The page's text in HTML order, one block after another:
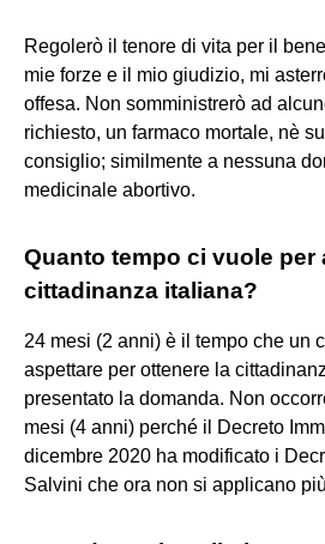
Regolerò il tenore di vita per il
mie forze e il mio giudizio, mi
offesa. Non somministrerò ad
richiesto, un farmaco mortale, nè
consiglio; similmente a nessuna
medicinale abortivo.
Quanto tempo ci vuole per
cittadinanza italiana?
24 mesi (2 anni) è il tempo che un
aspettare per ottenere la
presentato la domanda. Non
mesi (4 anni) perché il Decreto
dicembre 2020 ha modificato i
Salvini che ora non si applicano